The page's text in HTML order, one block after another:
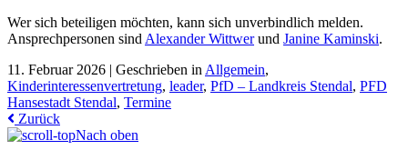
Wer sich beteiligen möchten, kann sich unverbindlich melden.
Ansprechpersonen sind Alexander Wittwerund Janine Kaminski.
11. Februar 2026 | Geschrieben in Allgemein,
Kinderinteressenvertretung, leader, PfD – Landkreis Stendal, PFD
Hansestadt Stendal, Termine
Zurück
Nach oben